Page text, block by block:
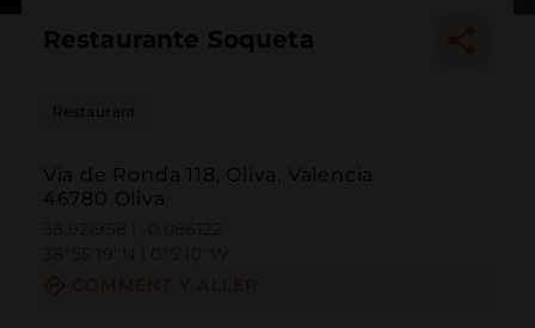
Restaurante Soqueta
Restaurant
Via de Ronda 118, Oliva, Valencia
46780 Oliva